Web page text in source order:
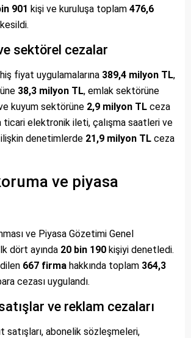
901 kişi ve kuruluşa toplam 476,6
sektörel cezalar
fiyat uygulamalarına 389,4 milyon TL,
38,3 milyon TL, emlak sektörüne
kuyum sektörüne 2,9 milyon TL ceza
ticari elektronik ileti, çalışma saatleri ve
ilişkin denetimlerde 21,9 milyon TL ceza
ve piyasa
ve Piyasa Gözetimi Genel
dört ayında 20 bin 190 kişiyi denetledi.
667 firma hakkında toplam 364,3
cezası uygulandı.
ve reklam cezaları
satışları, abonelik sözleşmeleri,